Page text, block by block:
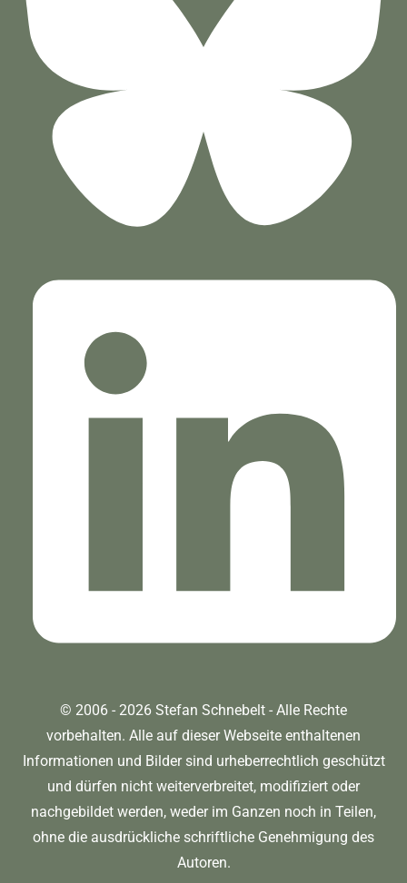
© 2006 - 2026 Stefan Schnebelt - Alle Rechte
vorbehalten. Alle auf dieser Webseite enthaltenen
Informationen und Bilder sind urheberrechtlich geschützt
und dürfen nicht weiterverbreitet, modifiziert oder
nachgebildet werden, weder im Ganzen noch in Teilen,
ohne die ausdrückliche schriftliche Genehmigung des
Autoren.